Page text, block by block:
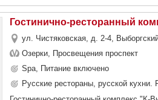
Гостинично-ресторанный
ул. Чистяковская, д. 2-4,
Озерки, Просвещения проспект
Spa, Питание включено
Русские рестораны, русской